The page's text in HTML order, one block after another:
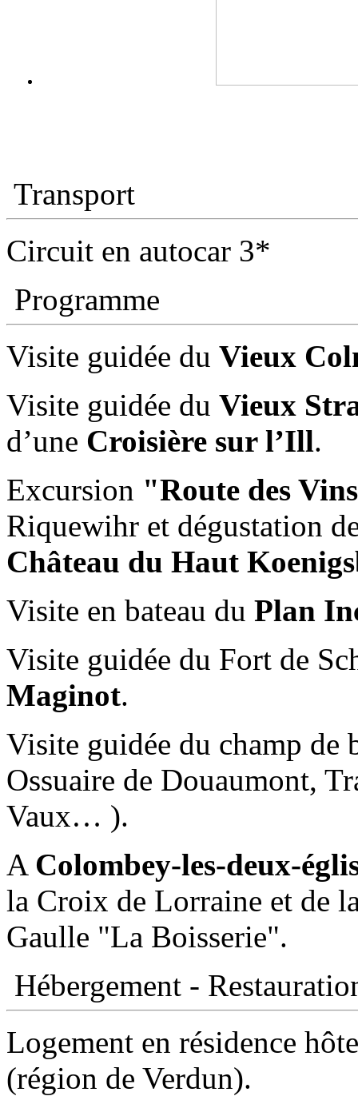
Transport
Circuit en autocar 3*
Programme
Visite guidée du Vieux
Visite guidée du Vieux
d’une Croisière sur l’Ill.
Excursion "Route des
Riquewihr et dégustation
Château du Haut
Visite en bateau du Plan
Visite guidée du Fort de
Maginot.
Visite guidée du champ de
Ossuaire de Douaumont,
Vaux… ).
A Colombey-les-deux-
la Croix de Lorraine et de
Gaulle "La Boisserie".
Hébergement -
Logement en résidence
(région de Verdun).